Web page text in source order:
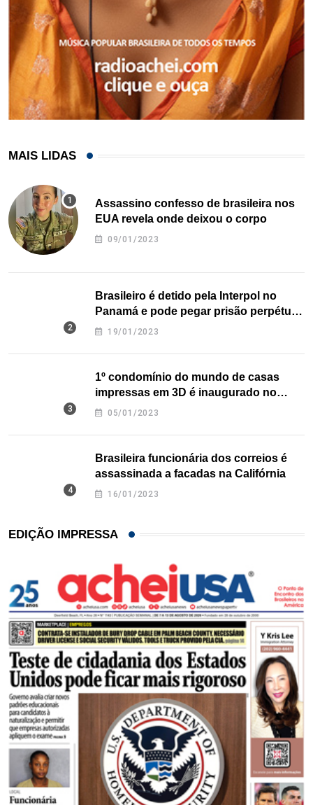
MAIS LIDAS
Assassino confesso de brasileira nos
EUA revela onde deixou o corpo
09/01/2023
Brasileiro é detido pela Interpol no
Panamá e pode pegar prisão perpétua
nos EUA
19/01/2023
1º condomínio do mundo de casas
impressas em 3D é inaugurado no
Texas
05/01/2023
Brasileira funcionária dos correios é
assassinada a facadas na Califórnia
16/01/2023
EDIÇÃO IMPRESSA